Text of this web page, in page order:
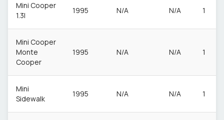
Mini Cooper
1.3I
1995 N/A N/A 1
Mini Cooper
Monte
Cooper
1995 N/A N/A 1
Mini
Sidewalk
1995 N/A N/A 1